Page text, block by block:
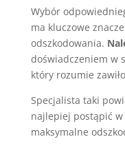
Wybór
ma kluczowe
odszkodowania.
doświadczeniem w
który rozumie
Specjalista taki
najlepiej postąpić
maksymalne